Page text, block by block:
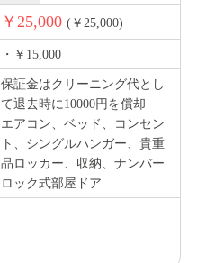
￥25,000 (￥25,000)
・￥15,000
保証金はクリーニング代とし
て退去時に10000円を償却
エアコン、ベッド、コンセン
ト、シングルハンガー、貴重
品ロッカー、収納、ナンバー
ロック式部屋ドア